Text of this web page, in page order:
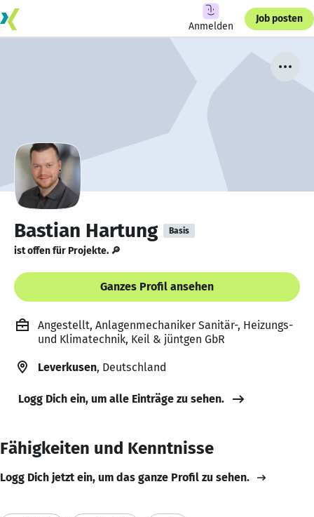
Anmelden
Job posten
Bastian Hartung Basis
ist offen für Projekte. 🔎
Ganzes Profil ansehen
Angestellt, Anlagenmechaniker Sanitär-, Heizungs-
und Klimatechnik, Keil & jüntgen GbR
Leverkusen, Deutschland
Logg Dich ein, um alle Einträge zu sehen.
Fähigkeiten und Kenntnisse
Logg Dich jetzt ein, um das ganze Profil zu sehen.